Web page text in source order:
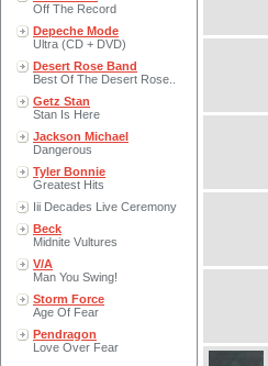
Off The Record
Depeche Mode
Ultra (CD + DVD)
Desert Rose Band
Best Of The Desert Rose..
Getz Stan
Stan Is Here
Jackson Michael
Dangerous
Tyler Bonnie
Greatest Hits
Iii Decades Live Ceremony
Beck
Midnite Vultures
V/A
Man You Swing!
Storm Force
Age Of Fear
Pendragon
Love Over Fear